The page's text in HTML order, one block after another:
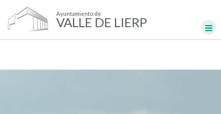
Ayuntamiento de
VALLE DE LIERP